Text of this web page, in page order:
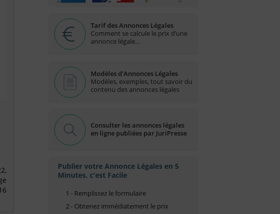
Tarif des Annonces Légales
Comment se calcule le prix d’une
annonce légale...
Modèles d'Annonces Légales
Modèles, exemples, tout savoir du
contenu des annonces légales
Consulter les annonces légales
en ligne publiées par JuriPresse
Publier votre Annonce Légales en 5
Minutes, c'est Facile
1 - Remplissez le formulaire
2 - Obtenez immédiatement le prix